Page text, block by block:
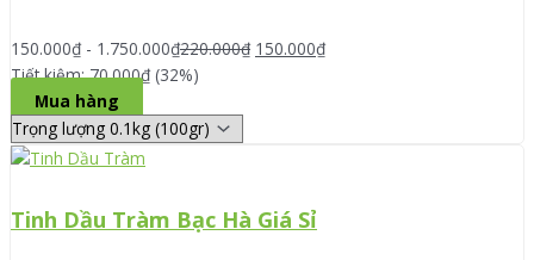
150.000₫- 1.750.000₫220.000₫ 150.000₫
Tiết kiệm: 70.000₫ (32%)
Mua hàng
Tinh Dầu Tràm Bạc Hà Giá Sỉ